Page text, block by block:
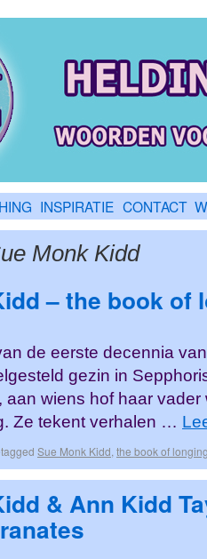
INSPIRATIE CONTACT
Monk Kidd
– the book of
de eerste decennia
gezin in
aan wiens hof haar
Ze tekent verhalen …
Sue Monk Kidd, the book of
& Ann Kidd